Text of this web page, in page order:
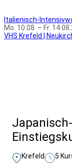
Italienisch-
Mo. 10.08. – Fr.
VHS Krefeld |
Krefeld 5